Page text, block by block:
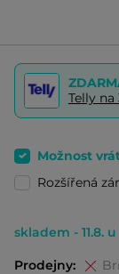
Telly
Možnost
Rozšířená
skladem - 11.8. u
Prodejny: